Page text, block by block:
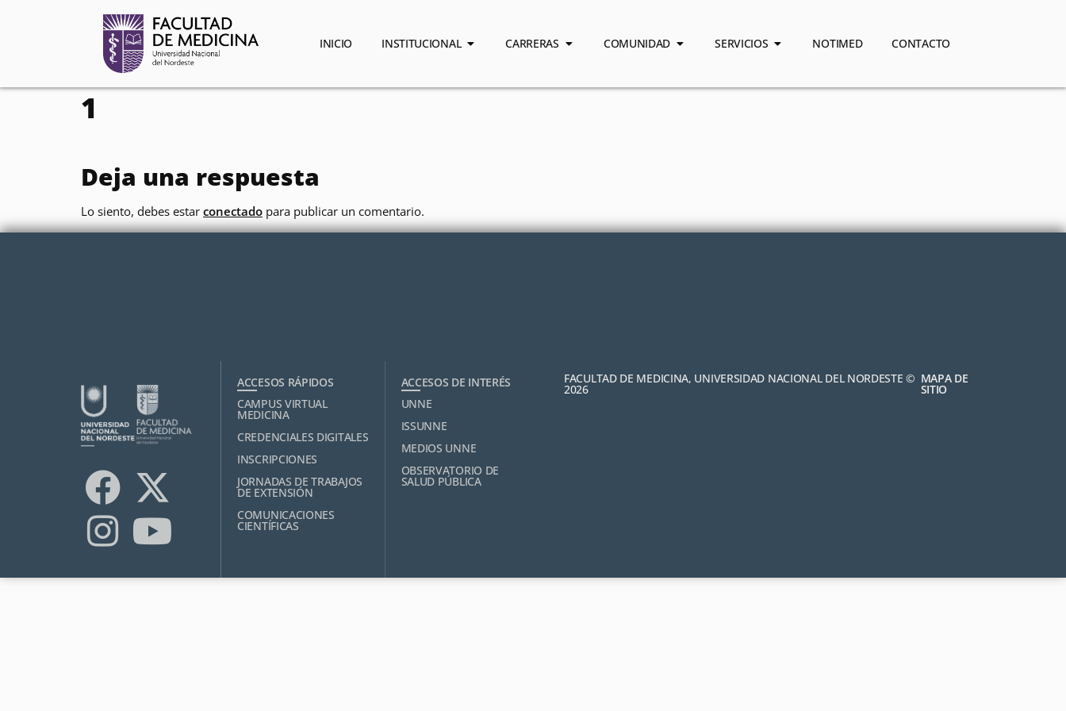
INICIO INSTITUCIONAL CARRERAS COMUNIDAD SERVICIOS NOTIMED CONTACTO
1
Deja una respuesta
Lo siento, debes estar conectado para publicar un comentario.
ACCESOS RÁPIDOS
CAMPUS VIRTUAL
MEDICINA
CREDENCIALES DIGITALES
INSCRIPCIONES
JORNADAS DE TRABAJOS
DE EXTENSIÓN
COMUNICACIONES
CIENTÍFICAS
ACCESOS DE INTERÉS
UNNE
ISSUNNE
MEDIOS UNNE
OBSERVATORIO DE
SALUD PÚBLICA
FACULTAD DE MEDICINA, UNIVERSIDAD NACIONAL DEL NORDESTE ©
2026
MAPA DE
SITIO